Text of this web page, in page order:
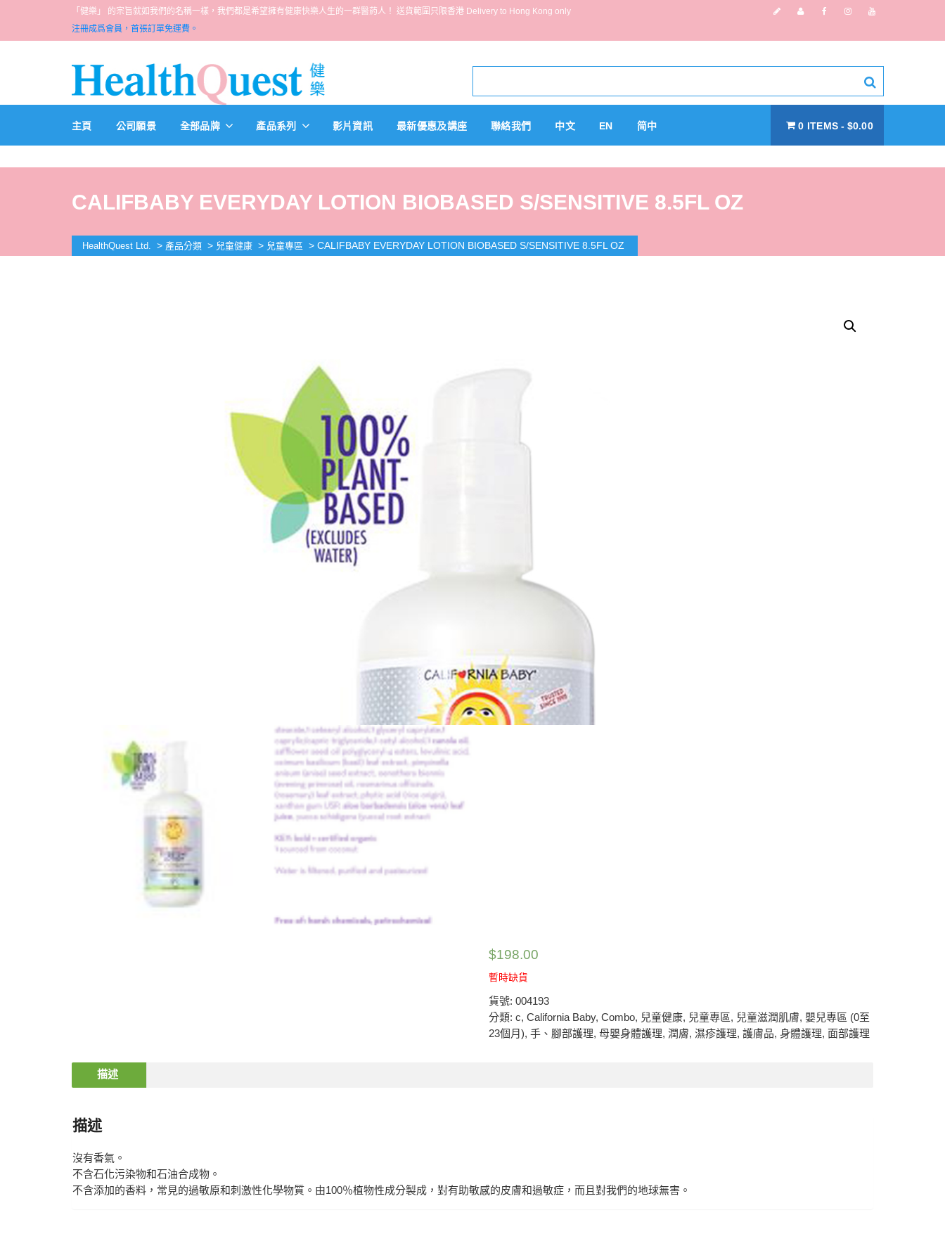
「健樂」 的宗旨就如我們的名稱一樣，我們都是希望擁有健康快樂人生的一群醫葯人！ 送貨範圍只限香港 Delivery to Hong Kong only
注冊成爲會員，首張訂單免運費。
主頁 公司願景 全部品牌 產品系列 影片資訊 最新優惠及講座 聯絡我們 中文 EN 简中 0 ITEMS $0.00
CALIFBABY EVERYDAY LOTION BIOBASED S/SENSITIVE 8.5FL OZ
HealthQuest Ltd. > 產品分類 > 兒童健康 > 兒童專區 > CALIFBABY EVERYDAY LOTION BIOBASED S/SENSITIVE 8.5FL OZ
$198.00
暫時缺貨
貨號: 004193
分類: c, California Baby, Combo, 兒童健康, 兒童專區, 兒童滋潤肌膚, 嬰兒專區 (0至
23個月), 手、腳部護理, 母嬰身體護理, 潤膚, 濕疹護理, 護膚品, 身體護理, 面部護理
描述
描述
沒有香氣。
不含石化污染物和石油合成物。
不含添加的香料，常見的過敏原和刺激性化學物質。由100％植物性成分製成，對有助敏感的皮膚和過敏症，而且對我們的地球無害。